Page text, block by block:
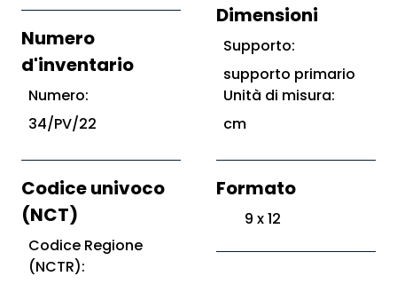
Numero
d'inventario
Numero:
34/PV/22
Codice univoco
(NCT)
Codice Regione
(NCTR):
Dimensioni
Supporto:
supporto primario
Unità di misura:
cm
Formato
9 x 12